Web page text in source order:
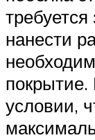
нанести
условии,